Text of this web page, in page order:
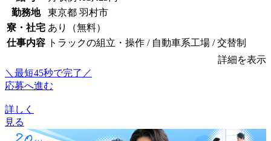
勤務地
東京都 羽村市
寮・社宅 あり（無料）
仕事内容 トラックの組立・操作 / 自動車系工場 / 交替制
詳細を表示
＼最短45秒で完了／
応募へ進む
詳しく
見る